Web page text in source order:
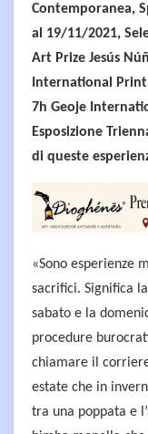
Contemporanea,
al 19/11/2021,
Art Prize Jesús
International
7h Geoje
Esposizione
di queste
«Sono esperienze
sacrifici. Significa
sabato e la
procedure
chiamare il
estate che in
tra una poppata e